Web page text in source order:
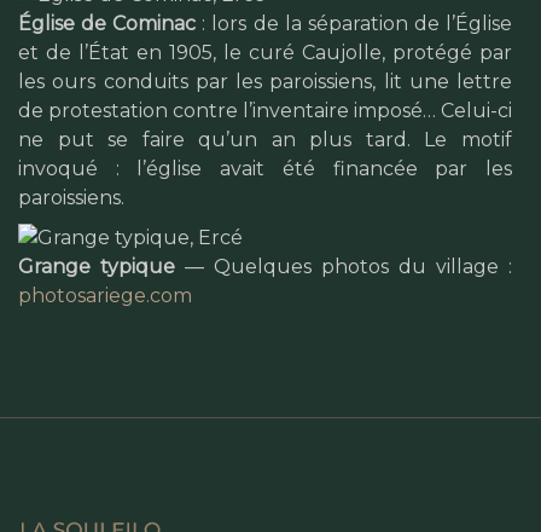
Église de Cominac : lors de la séparation de l’Église
et de l’État en 1905, le curé Caujolle, protégé par
les ours conduits par les paroissiens, lit une lettre
de protestation contre l’inventaire imposé… Celui-ci
ne put se faire qu’un an plus tard. Le motif
invoqué : l’église avait été financée par les
paroissiens.
Grange typique — Quelques photos du village :
photosariege.com